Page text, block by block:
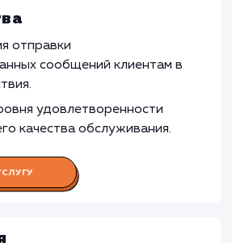
может быть излишней.
связи могут быть более
небольшим объемом
с низким объемом транзакций,
уведомления можно
вручную, использование